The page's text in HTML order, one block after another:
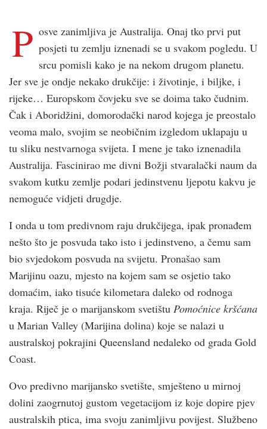
P osve zanimljiva je Australija. Onaj tko prvi put
posjeti tu zemlju iznenadi se u svakom pogledu. U
srcu pomisli kako je na nekom drugom planetu.
Jer sve je ondje nekako drukčije: i životinje, i biljke, i
rijeke… Europskom čovjeku sve se doima tako čudnim.
Čak i Aboridžini, domorodački narod kojega je preostalo
veoma malo, svojim se neobičnim izgledom uklapaju u
tu sliku nestvarnoga svijeta. I mene je tako iznenadila
Australija. Fascinirao me divni Božji stvaralački naum da
svakom kutku zemlje podari jedinstvenu ljepotu kakvu je
nemoguće vidjeti drugdje.
I onda u tom predivnom raju drukčijega, ipak pronađem
nešto što je posvuda tako isto i jedinstveno, a čemu sam
bio svjedokom posvuda na svijetu. Pronašao sam
Marijinu oazu, mjesto na kojem sam se osjetio tako
domaćim, iako tisuće kilometara daleko od rodnoga
kraja. Riječ je o marijanskom svetištu Pomoćnice kršćana
u Marian Valley (Marijina dolina) koje se nalazi u
australskoj pokrajini Queensland nedaleko od grada Gold
Coast.
Ovo predivno marijansko svetište, smješteno u mirnoj
dolini zaogrnutoj gustom vegetacijom iz koje dopire pjev
australskih ptica, ima svoju zanimljivu povijest. Službeno